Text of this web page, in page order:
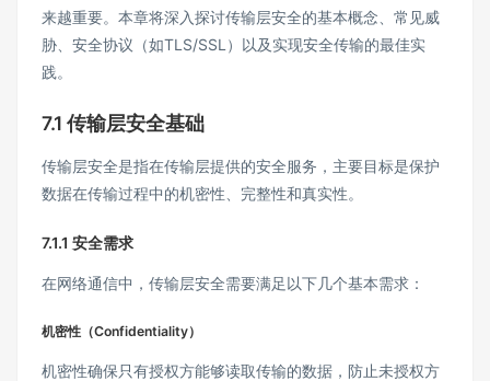
来越重要。本章将深入探讨传输层安全的基本概念、常见威
胁、安全协议（如TLS/SSL）以及实现安全传输的最佳实
践。
7.1 传输层安全基础
传输层安全是指在传输层提供的安全服务，主要目标是保护
数据在传输过程中的机密性、完整性和真实性。
7.1.1 安全需求
在网络通信中，传输层安全需要满足以下几个基本需求：
机密性（Confidentiality）
机密性确保只有授权方能够读取传输的数据，防止未授权方